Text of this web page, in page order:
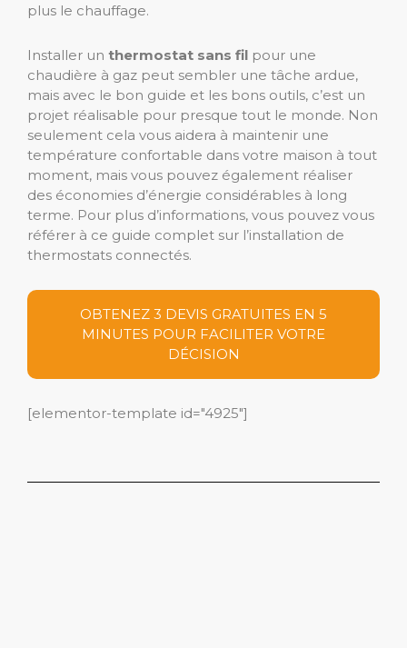
plus le chauffage.
Installer un thermostat sans fil pour une
chaudière à gaz peut sembler une tâche ardue,
mais avec le bon guide et les bons outils, c’est un
projet réalisable pour presque tout le monde. Non
seulement cela vous aidera à maintenir une
température confortable dans votre maison à tout
moment, mais vous pouvez également réaliser
des économies d’énergie considérables à long
terme. Pour plus d’informations, vous pouvez vous
référer à ce guide complet sur l’installation de
thermostats connectés.
OBTENEZ 3 DEVIS GRATUITES EN 5
MINUTES POUR FACILITER VOTRE
DÉCISION
[elementor-template id="4925"]